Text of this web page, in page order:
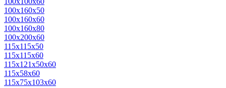
100х160х50
100х160х60
100х160х80
100х200х60
115х115х50
115х115х60
115х121х50х60
115х58х60
115х75х103х60